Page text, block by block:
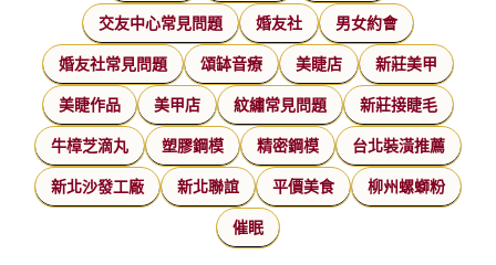
交友中心常見問題 婚友社 男女約會
婚友社常見問題 頌缽音療 美睫店 新莊美甲
美睫作品 美甲店 紋繡常見問題 新莊接睫毛
牛樟芝滴丸 塑膠鋼模 精密鋼模 台北裝潢推薦
新北沙發工廠 新北聯誼 平價美食 柳州螺螄粉
催眠